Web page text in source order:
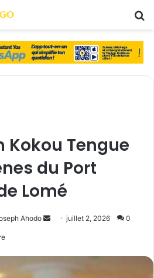
Kokou Tengue
du Port
Lomé
Ahodo juillet 2, 2026 0